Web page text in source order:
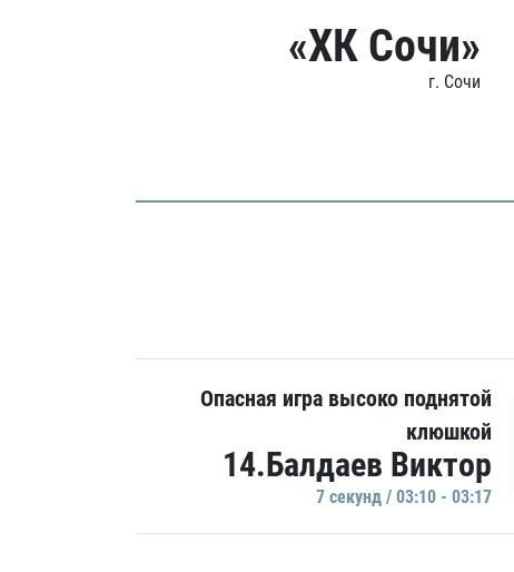
«ХК Сочи»
г. Сочи
Опасная игра высоко поднятой
клюшкой
14.Балдаев Виктор
7 секунд / 03:10 - 03:17